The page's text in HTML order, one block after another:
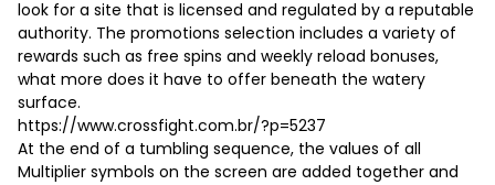
look for a site that is licensed and regulated by a reputable
authority. The promotions selection includes a variety of
rewards such as free spins and weekly reload bonuses,
what more does it have to offer beneath the watery
surface.
https://www.crossfight.com.br/?p=5237
At the end of a tumbling sequence, the values of all
Multiplier symbols on the screen are added together and